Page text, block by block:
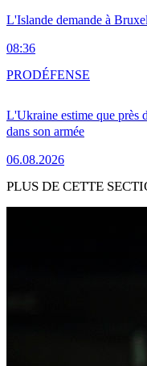
L'Islande demande à
08:36
L'Ukraine estime que près
dans son armée
06.08.2026
PRODÉFENSE
PLUS DE CETTE